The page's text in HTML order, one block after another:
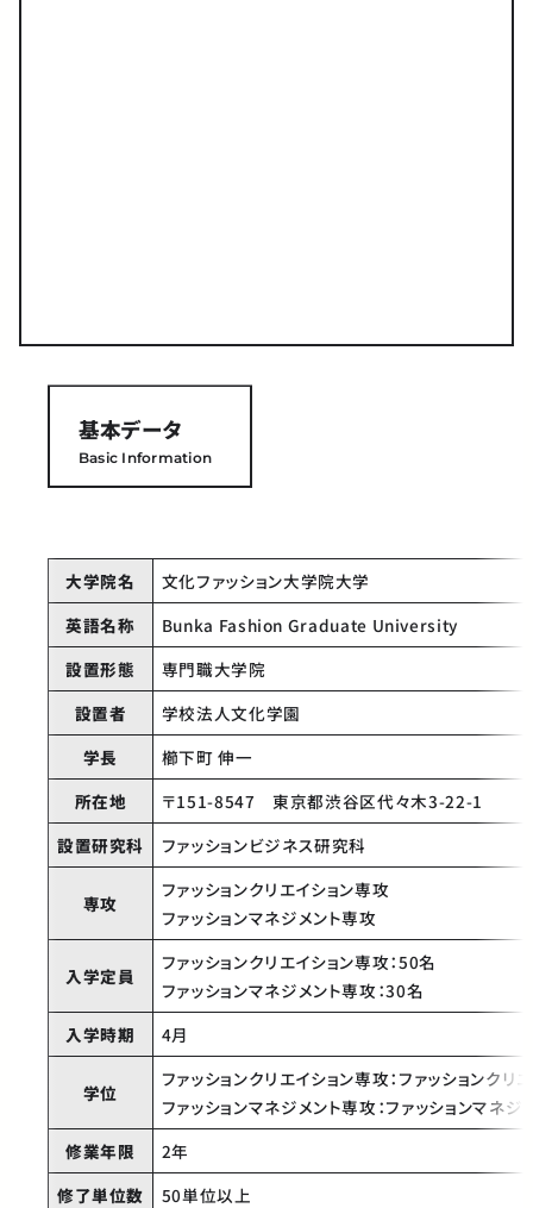
基本データ
Basic Information
大学院名
文化ファッション大学院大学
英語名称
Bunka Fashion Graduate University
設置形態
専門職大学院
設置者
学校法人文化学園
学長
櫛下町 伸一
所在地
〒151-8547 東京都渋谷区代々木3-22-1
設置研究科
ファッションビジネス研究科
専攻
ファッションクリエイション専攻
ファッションマネジメント専攻
入学定員
ファッションクリエイション専攻：50名
ファッションマネジメント専攻：30名
入学時期
4月
学位
ファッションクリエイション専攻：ファッションクリ
ファッションマネジメント専攻：ファッションマネジ
修業年限
2年
修了単位数
50単位以上